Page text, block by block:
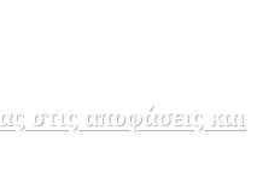
στις αποφάσεις και